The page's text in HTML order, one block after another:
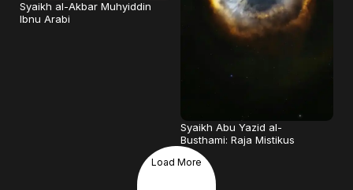
Syaikh al-Akbar Muhyiddin
Ibnu Arabi
Syaikh Abu Yazid al-
Busthami: Raja Mistikus
Load More